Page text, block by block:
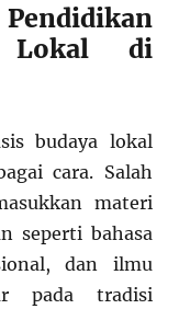
Lokal di
budaya lokal
cara. Salah
materi
seperti bahasa
dan ilmu
pada tradisi